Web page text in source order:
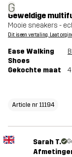
G
Geweldige
Mooie sneakers -
Dit is een vertaling. Laat
Ease Walking
Shoes
Gekochte maat
Article nr 11194
Sarah T.